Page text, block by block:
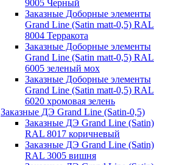
9005 Черный
Заказные Доборные элементы
Grand Line (Satin matt-0,5) RAL
8004 Терракота
Заказные Доборные элементы
Grand Line (Satin matt-0,5) RAL
6005 зеленый мох
Заказные Доборные элементы
Grand Line (Satin matt-0,5) RAL
6020 хромовая зелень
Заказные ДЭ Grand Line (Satin-0,5)
Заказные ДЭ Grand Line (Satin)
RAL 8017 коричневый
Заказные ДЭ Grand Line (Satin)
RAL 3005 вишня